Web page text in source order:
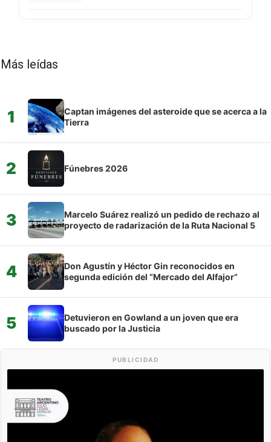
Más leídas
1
Captan imágenes del asteroide que se acerca a la
Tierra
2 Fúnebres 2026
3
Marcelo Suárez realizó un pedido de rechazo al
proyecto de radarización de la Ruta Nacional 5
4
Don Agustín y Héctor Gin reconocidos en
segunda edición del “Mercado del Alfajor”
5
Detuvieron en Gowland a un joven que era
buscado por la Justicia
PUBLICIDAD